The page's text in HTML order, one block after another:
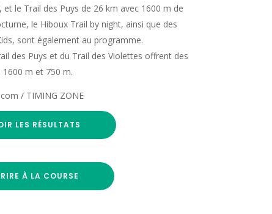
le Trail des Puys de 26 km avec 1600 m de
le Hiboux Trail by night, ainsi que des
sont également au programme.
des Puys et du Trail des Violettes offrent des
m et 750 m.
/ TIMING ZONE
LES RÉSULTATS
À LA COURSE